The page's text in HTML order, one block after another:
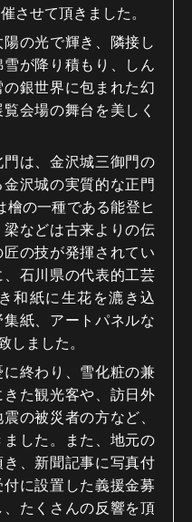
させて頂きました。
の光で輝き、隣接し
が降り積もり、しん
銀世界に包まれた幻
会場の舞台を美しく
は、金沢城三御門の
沢城の実質的な正門
檜の一種である能登ヒ
などは古来よりの伝
の技が発揮されてい
石川県の代表的工芸
和紙に生花を漉き込
紙、アートパネルな
しました。
終わり、雪化粧の兼
た観光客や、訪日外
の被災者の方など、
した。また、地元の
、新聞記事に写真付
に設置した義援金募
たくさんの反響を頂